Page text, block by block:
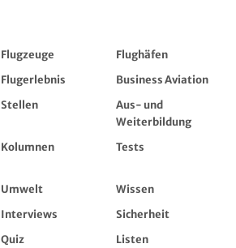
Flugzeuge
Flughäfen
Flugerlebnis
Business Aviation
Stellen
Aus- und
Weiterbildung
Kolumnen Tests
Umwelt
Wissen
Interviews
Sicherheit
Quiz
Listen